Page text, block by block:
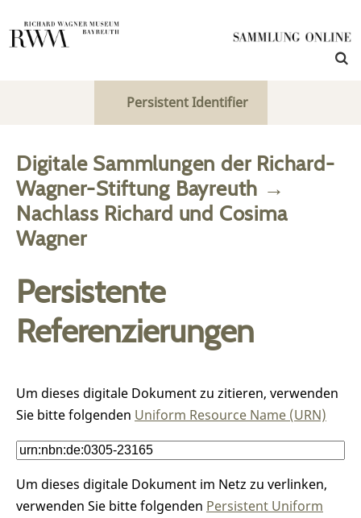
Persistent Identifier
Digitale Sammlungen der Richard-
Wagner-Stiftung Bayreuth →
Nachlass Richard und Cosima
Wagner
Persistente
Referenzierungen
Um dieses digitale Dokument zu zitieren, verwenden
Sie bitte folgenden Uniform Resource Name (URN)
Um dieses digitale Dokument im Netz zu verlinken,
verwenden Sie bitte folgenden Persistent Uniform